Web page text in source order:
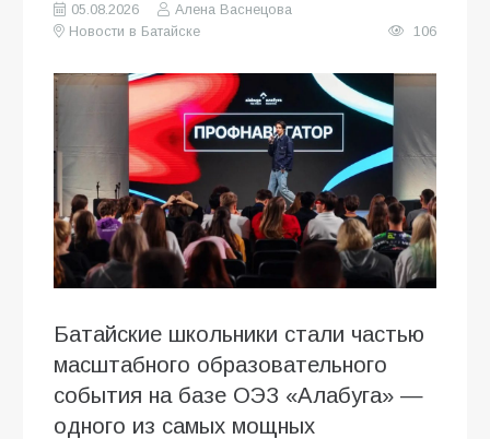
05.08.2026
Алена Васнецова
Новости в Батайске
106
Батайские школьники стали частью
масштабного образовательного
события на базе ОЭЗ «Алабуга» —
одного из самых мощных